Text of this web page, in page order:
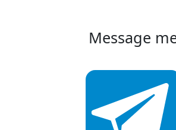
Message